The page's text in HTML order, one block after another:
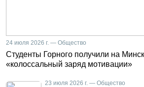
24 июля 2026 г. — Общество
Студенты Горного получили на
«колоссальный заряд мотивации»
23 июля 2026 г. — Общество